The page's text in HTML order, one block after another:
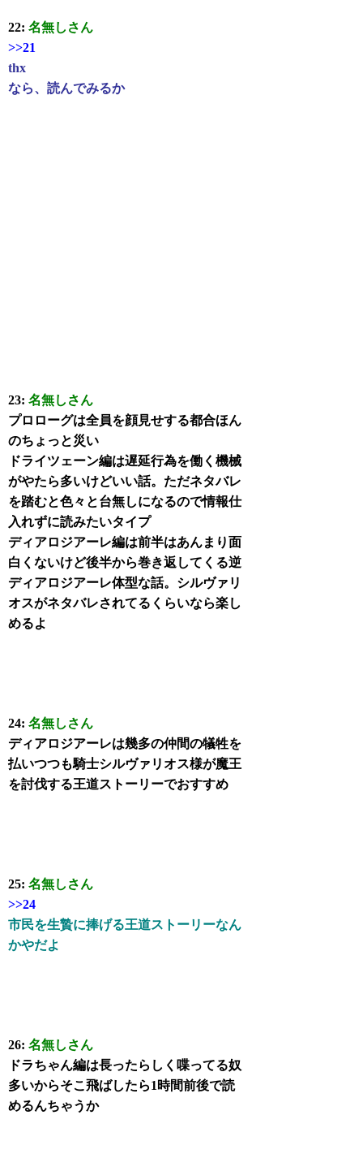
22:名無しさん
>>21
thx
なら、読んでみるか
23:名無しさん
プロローグは全員を顔見せする都合ほん
のちょっと災い
ドライツェーン編は遅延行為を働く機械
がやたら多いけどいい話。ただネタバレ
を踏むと色々と台無しになるので情報仕
入れずに読みたいタイプ
ディアロジアーレ編は前半はあんまり面
白くないけど後半から巻き返してくる逆
ディアロジアーレ体型な話。シルヴァリ
オスがネタバレされてるくらいなら楽し
めるよ
24:名無しさん
ディアロジアーレは幾多の仲間の犠牲を
払いつつも騎士シルヴァリオス様が魔王
を討伐する王道ストーリーでおすすめ
25:名無しさん
>>24
市民を生贄に捧げる王道ストーリーなん
かやだよ
26:名無しさん
ドラちゃん編は長ったらしく喋ってる奴
多いからそこ飛ばしたら1時間前後で読
めるんちゃうか